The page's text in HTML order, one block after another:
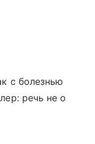
с болезнью
речь не о